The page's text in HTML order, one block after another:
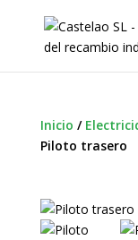
Inicio /
Piloto trasero